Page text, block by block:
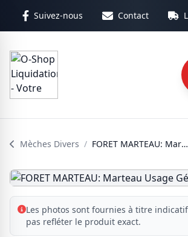
Suivez-nous Contact
Mèches Divers / FORET MARTEAU: Marteau Usage Général
Les photos sont fournies à titre
pas refléter le produit exact.